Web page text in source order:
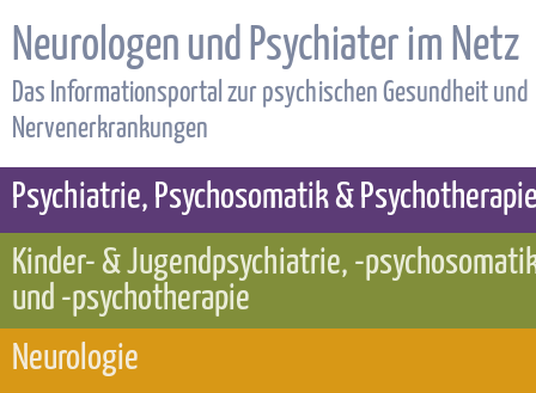
Neurologen und Psychiater im Netz
Das Informationsportal zur psychischen Gesundheit und
Nervenerkrankungen
Psychiatrie, Psychosomatik &
Kinder- & Jugendpsychiatrie, -
und -psychotherapie
Neurologie